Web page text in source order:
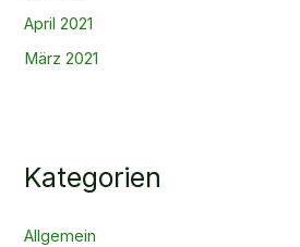
April 2021
März 2021
Kategorien
Allgemein